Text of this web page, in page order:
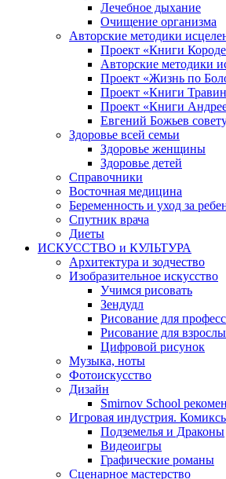
Лечебное дыхание
Очищение организма
Авторские методики
Проект «Книги
Авторские методики
Проект «Жизнь по
Проект «Книги
Проект «Книги
Евгений Божьев
Здоровье всей семьи
Здоровье женщины
Здоровье детей
Справочники
Восточная медицина
Беременность и уход за
Спутник врача
Диеты
ИСКУССТВО и КУЛЬТУРА
Архитектура и зодчество
Изобразительное искусство
Учимся рисовать
Зендудл
Рисование для
Рисование для
Цифровой рисунок
Музыка, ноты
Фотоискусство
Дизайн
Smirnov School
Игровая индустрия.
Подземелья и Драконы
Видеоигры
Графические романы
Сценарное мастерство